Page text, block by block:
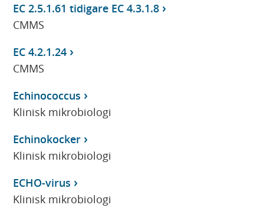
EC 2.5.1.61 tidigare EC 4.3.1.8
CMMS
EC 4.2.1.24
CMMS
Echinococcus
Klinisk mikrobiologi
Echinokocker
Klinisk mikrobiologi
ECHO-virus
Klinisk mikrobiologi